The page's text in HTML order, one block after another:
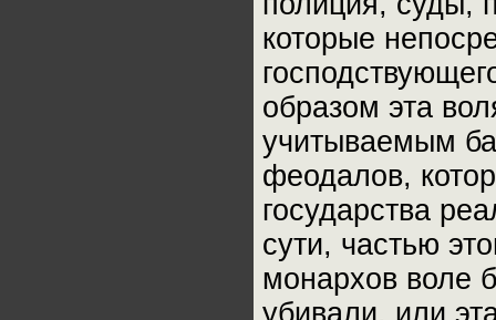
которые
образом эта
учитываемым
феодалов,
государства
сути, частью
монархов воле
убивали, или